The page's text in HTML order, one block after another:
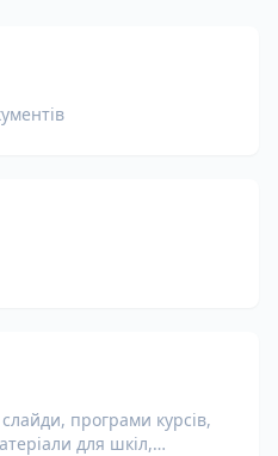
програми курсів,
для шкіл,